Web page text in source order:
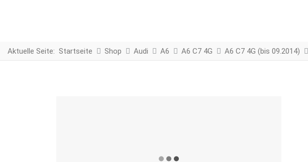
Aktuelle Seite: Startseite Shop Audi A6 A6 C7 4G A6 C7 4G (bis 09.2014)